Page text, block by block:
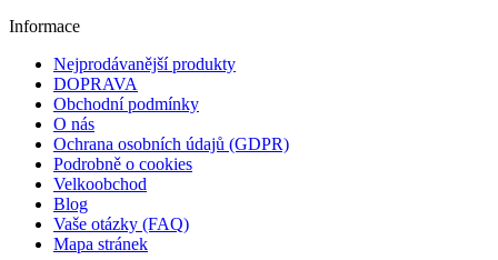
Informace
Nejprodávanější produkty
DOPRAVA
Obchodní podmínky
O nás
Ochrana osobních údajů (GDPR)
Podrobně o cookies
Velkoobchod
Blog
Vaše otázky (FAQ)
Mapa stránek